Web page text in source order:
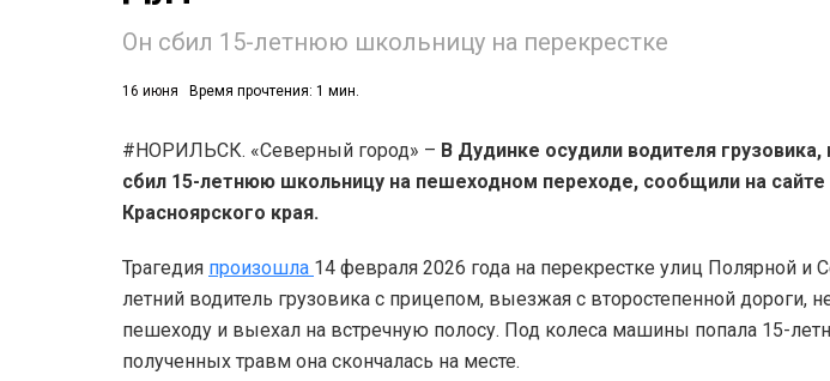
Он сбил 15-летнюю школьницу на перекрестке
16 июня Время прочтения: 1 мин.
#НОРИЛЬСК. «Северный город» – В Дудинке осудили водителя
сбил 15-летнюю школьницу на пешеходном переходе, сообщили на сайте
Красноярского края.
Трагедия произошла 14 февраля 2026 года на перекрестке улиц Полярной и
летний водитель грузовика с прицепом, выезжая с второстепенной дороги,
пешеходу и выехал на встречную полосу. Под колеса машины попала 15-
полученных травм она скончалась на месте.